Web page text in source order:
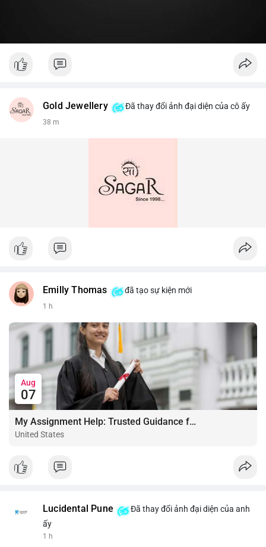
Gold Jewellery Đã thay đổi ảnh đại diện của cô ấy
38 m
Emilly Thomas đã tạo sự kiện mới
1 h
Aug
07
My Assignment Help: Trusted Guidance for Academic Excellence
United States
Lucidental Pune
Đã thay đổi ảnh đại diện của anh
ấy
1 h